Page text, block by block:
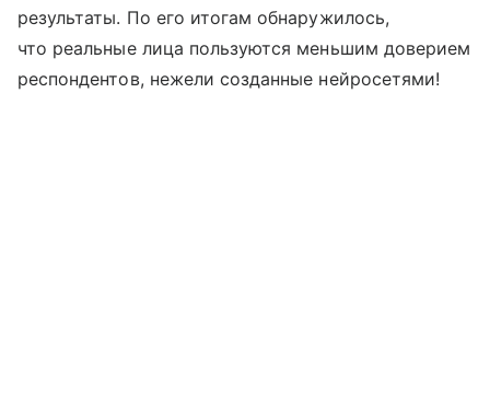
результаты. По его итогам обнаружилось,
что реальные лица пользуются меньшим доверием
респондентов, нежели созданные нейросетями!